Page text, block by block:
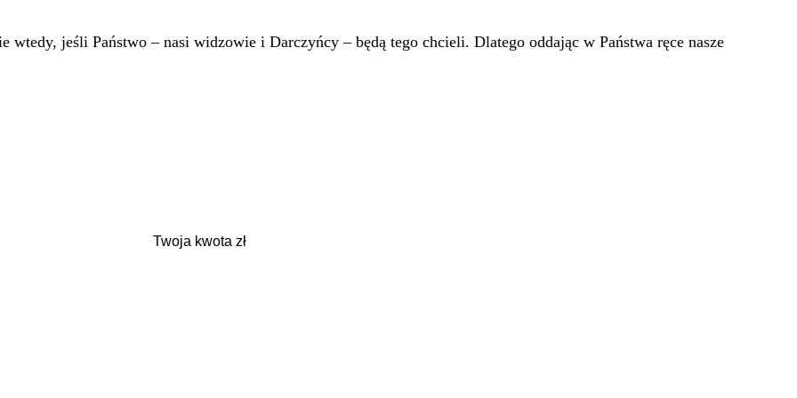
wtedy, jeśli Państwo – nasi widzowie i Darczyńcy – będą tego chcieli. Dlatego oddając w Państwa ręce nasze